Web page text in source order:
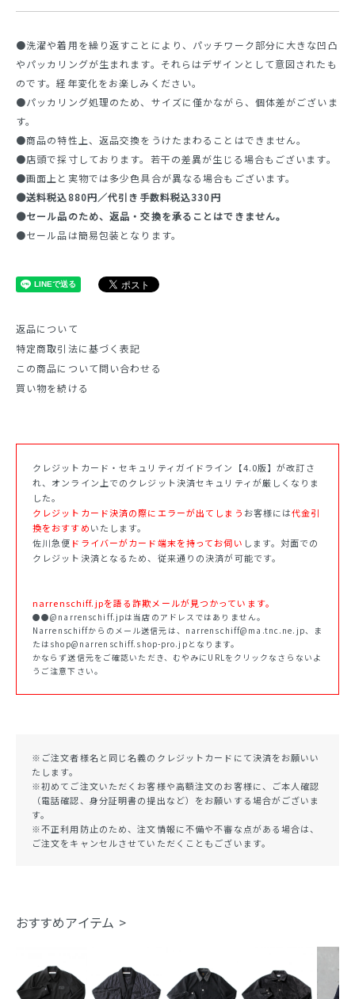
●洗濯や着用を繰り返すことにより、パッチワーク部分に大きな凹凸
やパッカリングが生まれます。それらはデザインとして意図されたも
のです。経年変化をお楽しみください。
●パッカリング処理のため、サイズに僅かながら、個体差がございま
す。
●商品の特性上、返品交換をうけたまわることはできません。
●店頭で採寸しております。若干の差異が生じる場合もございます。
●画面上と実物では多少色具合が異なる場合もございます。
●送料税込880円／代引き手数料税込330円
●セール品のため、返品・交換を承ることはできません。
●セール品は簡易包装となります。
返品について
特定商取引法に基づく表記
この商品について問い合わせる
買い物を続ける
クレジットカード・セキュリティガイドライン【4.0版】が改訂さ
れ、オンライン上でのクレジット決済セキュリティが厳しくなりま
した。
クレジットカード決済の際にエラーが出てしまう お客様には代金引
換をおすすめいたします。
佐川急便 ドライバーがカード端末を持ってお伺い します。対面での
クレジット決済となるため、従来通りの決済が可能です。
narrenschiff.jpを語る詐欺メールが見つかっています。
●●@narrenschiff.jpは当店のアドレスではありません。
Narrenschiffからのメール送信元は、narrenschiff@ma.tnc.ne.jp、ま
たはshop@narrenschiff.shop-pro.jpとなります。
かならず送信元をご確認いただき、むやみにURLをクリックなさらないよ
うご注意下さい。
※ご注文者様名と同じ名義のクレジットカードにて決済をお願いい
たします。
※初めてご注文いただくお客様や高額注文のお客様に、ご本人確認
（電話確認、身分証明書の提出など）をお願いする場合がございま
す。
※不正利用防止のため、注文情報に不備や不審な点がある場合は、
ご注文をキャンセルさせていただくこともございます。
おすすめアイテム >